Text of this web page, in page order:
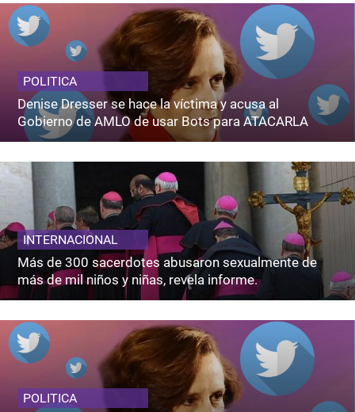
POLITICA
Denise Dresser se hace la víctima y acusa al
Gobierno de AMLO de usar Bots para ATACARLA
INTERNACIONAL
Más de 300 sacerdotes abusaron sexualmente de
más de mil niños y niñas, revela informe.
POLITICA